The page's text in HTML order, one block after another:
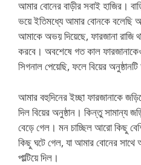
আমার বোনের বাড়ীর সবাই হাজির।
ভয়ে ইতিমধ্যে আমার বোনকে বলেছি
আমাকে অভয় দিয়েছে, ফারজানা রাজি
করবে। অবশেষে গত কাল
সিগনাল পেয়েছি, ফলে বিয়ের
আমার বহুদিনের ইচ্ছা ফারজানাকে
দিল বিয়ের অনুষ্ঠান। কিন্তু সামান্য
বেড়ে গেল। মন চাচ্ছিল আরো কিছু
কিছু ঘটে গেল, যা আমার বোনের সাথে
পাল্টিয়ে দিল।